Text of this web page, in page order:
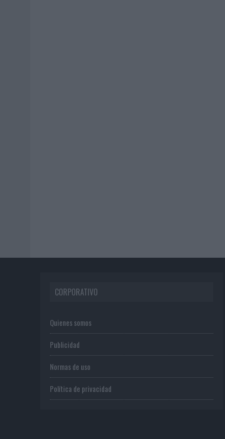
CORPORATIVO
Quienes somos
Publicidad
Normas de uso
Política de privacidad